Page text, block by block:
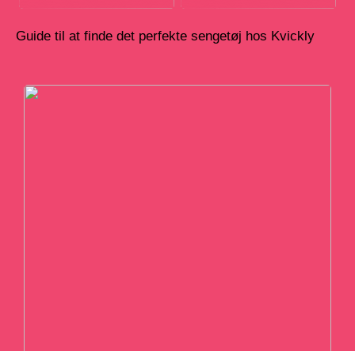
Guide til at finde det perfekte sengetøj hos Kvickly